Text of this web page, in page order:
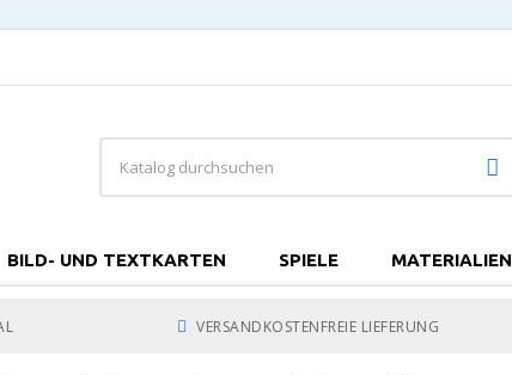
BILD- UND TEXTKARTEN SPIELE MATERIALIEN
VERSANDKOSTENFREIE LIEFERUNG